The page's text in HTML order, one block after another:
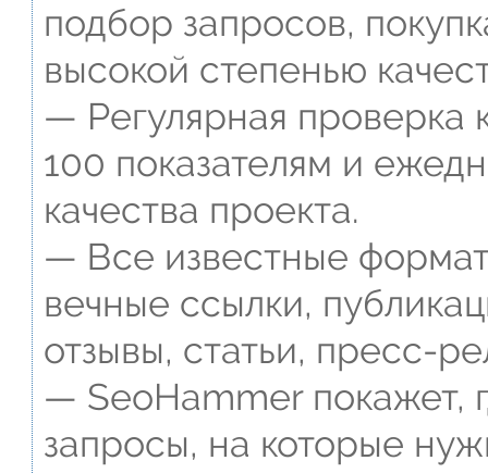
подбор запросов,
высокой степенью
— Регулярная проверка
100 показателям и
качества проекта.
— Все известные
вечные ссылки,
отзывы, статьи, пресс-
— SeoHammer покажет,
запросы, на которые